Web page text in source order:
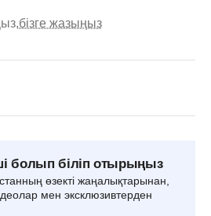
бізге жазыңыз
болып біліп отырыңыз
өзекті жаңалықтарынан,
мен эксклюзивтерден